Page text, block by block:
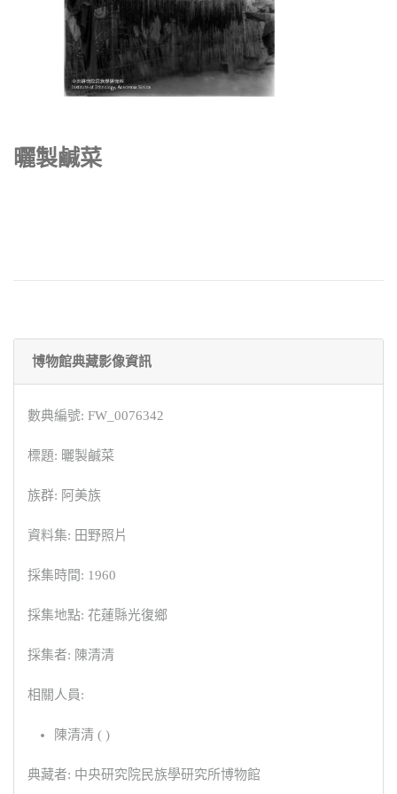
曬製鹹菜
博物館典藏影像資訊
數典編號: FW_0076342
標題: 曬製鹹菜
族群: 阿美族
資料集: 田野照片
採集時間: 1960
採集地點: 花蓮縣光復鄉
採集者: 陳清清
相關人員:
陳清清 ( )
典藏者: 中央研究院民族學研究所博物館